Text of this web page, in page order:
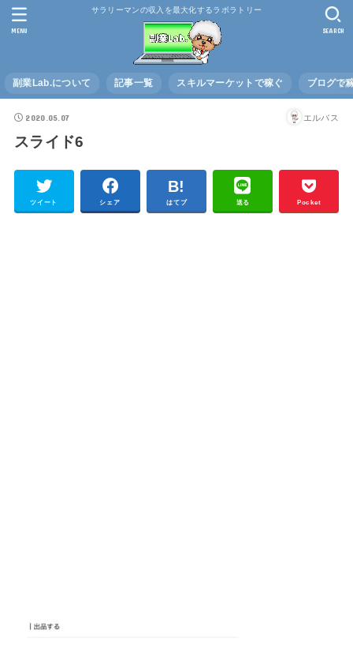
サラリーマンの収入を最大化するラボラトリー
副業Lab.について 記事一覧 スキルマーケットで稼ぐ ブログで
SEARCH
MENU
2020.05.07 エルバス
スライド6
ツイート シェア はてブ 送る Pocket